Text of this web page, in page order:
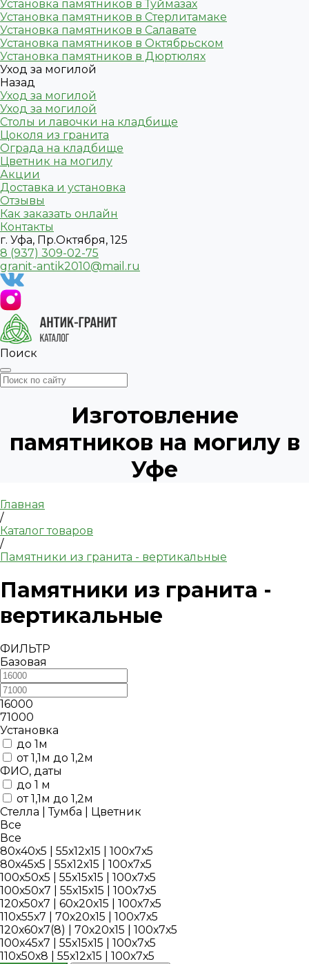
Установка памятников в Туймазах
Установка памятников в Стерлитамаке
Установка памятников в Салавате
Установка памятников в Октябрьском
Установка памятников в Дюртюлях
Уход за могилой
Назад
Уход за могилой
Уход за могилой
Столы и лавочки на кладбище
Цоколя из гранита
Ограда на кладбище
Цветник на могилу
Акции
Доставка и установка
Отзывы
Как заказать онлайн
Контакты
г. Уфа, Пр.Октября, 125
8 (937) 309-02-75
granit-antik2010@mail.ru
Поиск
Изготовление
памятников на могилу в
Уфе
Главная
/
Каталог товаров
/
Памятники из гранита - вертикальные
Памятники из гранита -
вертикальные
ФИЛЬТР
Базовая
16000
71000
Установка
до 1м
от 1,1м до 1,2м
ФИО, даты
до 1 м
от 1,1м до 1,2м
Стелла | Тумба | Цветник
Все
Все
80х40х5 | 55х12х15 | 100х7х5
80х45х5 | 55х12х15 | 100х7х5
100х50х5 | 55х15х15 | 100х7х5
100х50х7 | 55х15х15 | 100х7х5
120х50х7 | 60х20х15 | 100х7х5
110х55х7 | 70х20х15 | 100х7х5
120х60х7(8) | 70х20х15 | 100х7х5
100х45х7 | 55х15х15 | 100х7х5
110х50х8 | 55х12х15 | 100х7х5